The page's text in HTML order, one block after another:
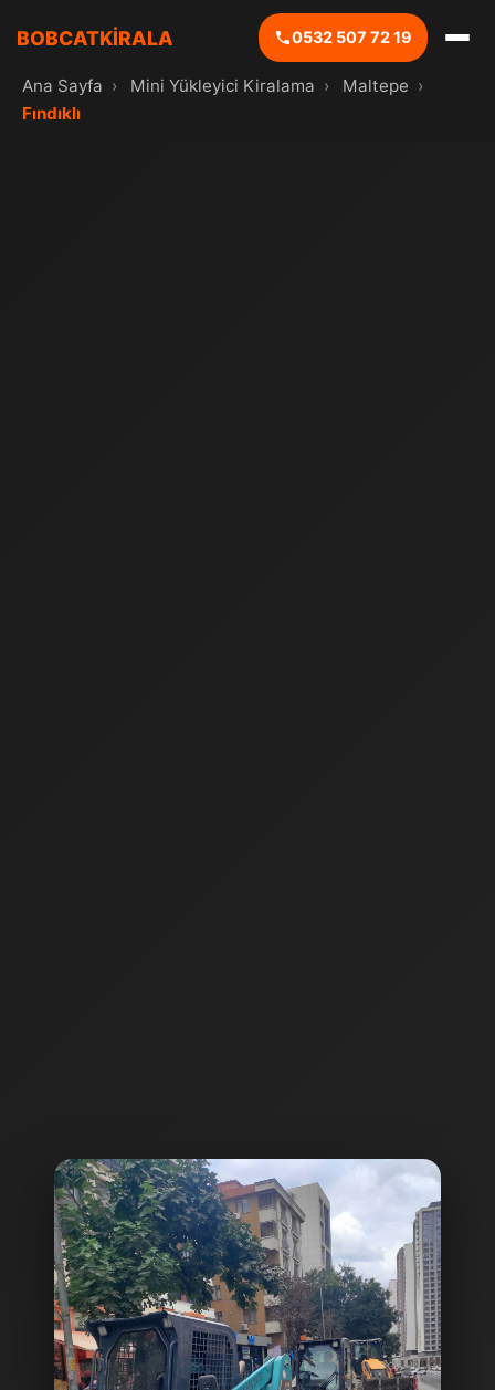
BOBCATKİRALA 0532 507 72 19
Ana Sayfa › Mini Yükleyici Kiralama › Maltepe ›
Fındıklı